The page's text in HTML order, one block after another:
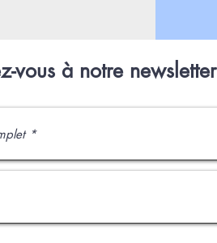
vous à notre newsletter